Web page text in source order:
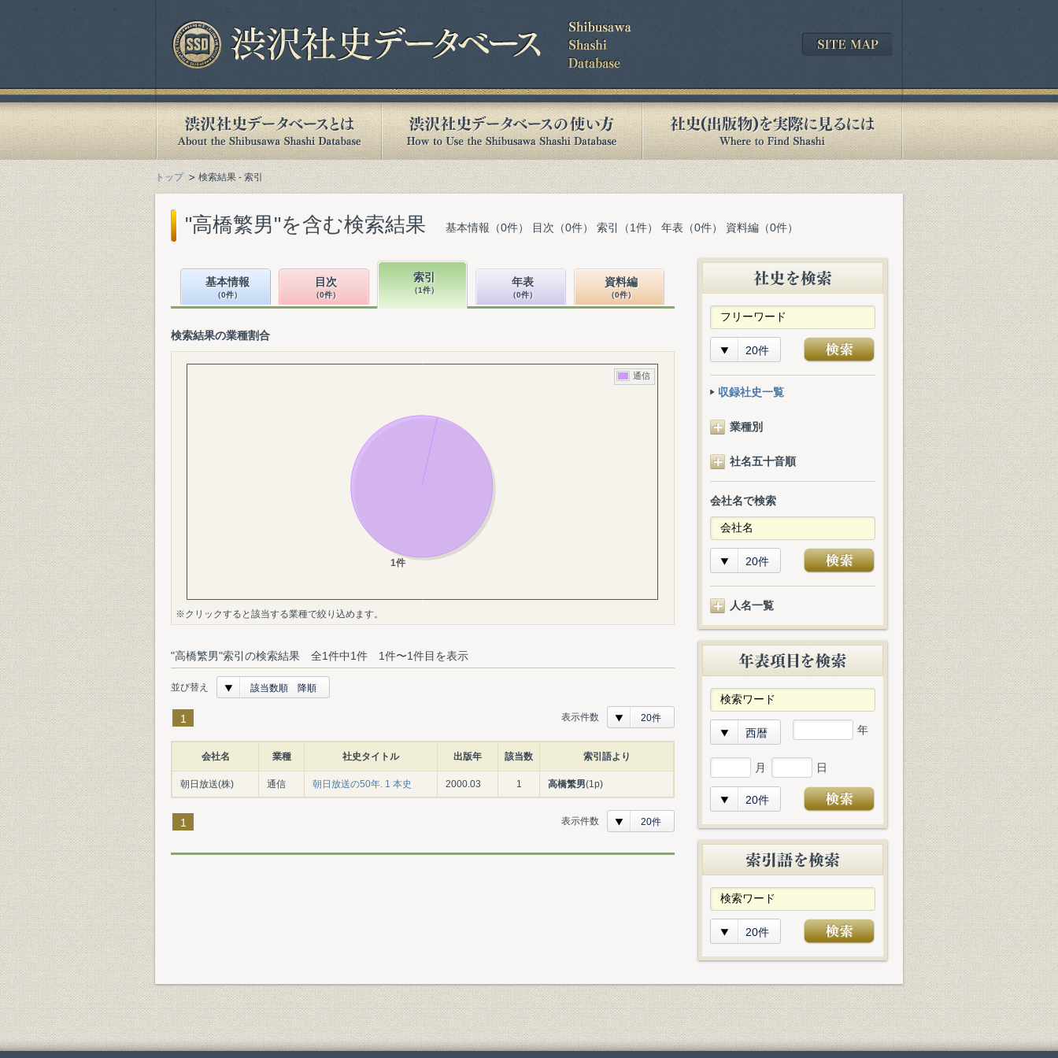
トップ 検索結果 - 索引
"高橋繁男"を含む検索結果 基本情報（0件） 目次（0件） 索引（1件） 年表（0件） 資料編（0件）
基本情報
（0件）
目次
（0件）
索引
（1件）
年表
（0件）
資料編
（0件）
検索結果の業種割合
※クリックすると該当する業種で絞り込めます。
"高橋繁男"索引の検索結果 全1件中1件 1件〜1件目を表示
並び替え 該当数順 降順
1 表示件数 20件
会社名 業種 社史タイトル 出版年 該当数 索引語より
朝日放送(株) 通信 朝日放送の50年. 1 本史 2000.03 1 高橋繁男(1p)
1 表示件数 20件
20件
収録社史一覧
業種別
社名五十音順
会社名で検索
20件
人名一覧
西暦 年
月 日
20件
20件